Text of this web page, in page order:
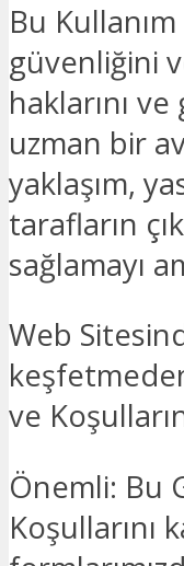
Bu
güvenliğini
haklarını
uzman bir
yaklaşım,
tarafların
sağlamayı
Web
ve
Önemli: Bu
Koşullarını